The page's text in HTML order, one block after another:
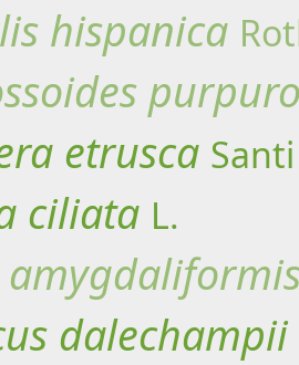
hispanica
etrusca Santi
ciliata L.
dalechampii